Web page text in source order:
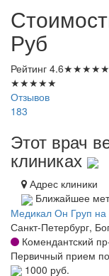
Руб
Рейтинг 4.6★★★★★
★★★★★
Отзывов
183
Этот врач
клиниках
Адрес клиники
Ближайшее
Медикал Он Груп на
Санкт-Петербург,
Комендантский
Первичный прием
1000 руб.